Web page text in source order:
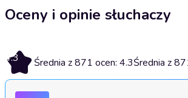
Oceny i opinie słuchaczy
4.3 Średnia z 871 ocen: 4.3Średnia z